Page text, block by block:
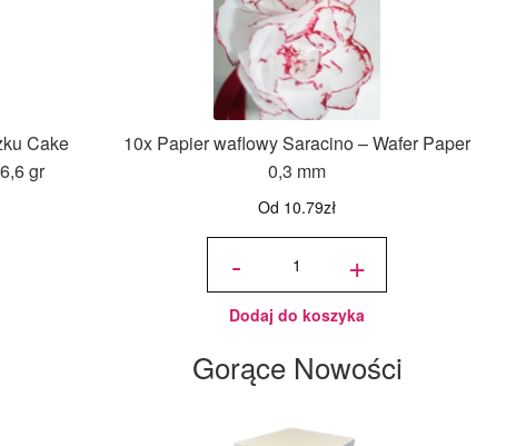
Cake
gr
10x Papier waflowy Saracino – Wafer Paper
0,3 mm
Od 10.79zł
-
ilość 10x
Saracino
- Wafer
0,3 mm +
Dodaj do koszyka
Gorące Nowości